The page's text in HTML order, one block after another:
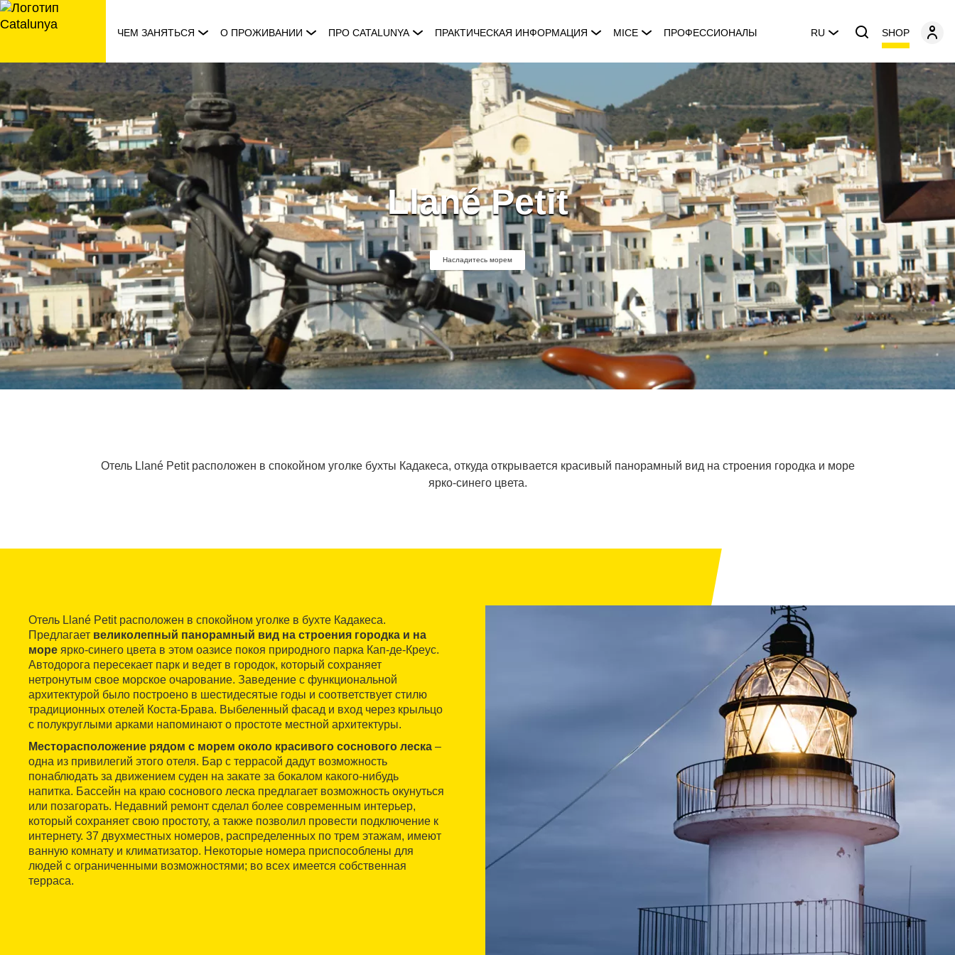
перейти
к
ЧЕМ ЗАНЯТЬСЯ О ПРОЖИВАНИИ ПРО CATALUNYA ПРАКТИЧЕСКАЯ ИНФОРМАЦИЯ MICE ПРОФЕССИОНАЛЫ RU SHOP
Llané Petit
Насладитесь морем
Отель Llané Petit расположен в спокойном уголке бухты Кадакеса, откуда открывается красивый панорамный вид на строения городка и море
ярко-синего цвета.
Отель Llané Petit расположен в спокойном уголке в бухте Кадакеса.
Предлагает великолепный панорамный вид на строения городка и на
море ярко-синего цвета в этом оазисе покоя природного парка Кап-де-Креус.
Автодорога пересекает парк и ведет в городок, который сохраняет
нетронутым свое морское очарование. Заведение с функциональной
архитектурой было построено в шестидесятые годы и соответствует стилю
традиционных отелей Коста-Брава. Выбеленный фасад и вход через крыльцо
с полукруглыми арками напоминают о простоте местной архитектуры.
Месторасположение рядом с морем около красивого соснового леска –
одна из привилегий этого отеля. Бар с террасой дадут возможность
понаблюдать за движением суден на закате за бокалом какого-нибудь
напитка. Бассейн на краю соснового леска предлагает возможность окунуться
или позагорать. Недавний ремонт сделал более современным интерьер,
который сохраняет свою простоту, а также позволил провести подключение к
интернету. 37 двухместных номеров, распределенных по трем этажам, имеют
ванную комнату и климатизатор. Некоторые номера приспособлены для
людей с ограниченными возможностями; во всех имеется собственная
терраса.